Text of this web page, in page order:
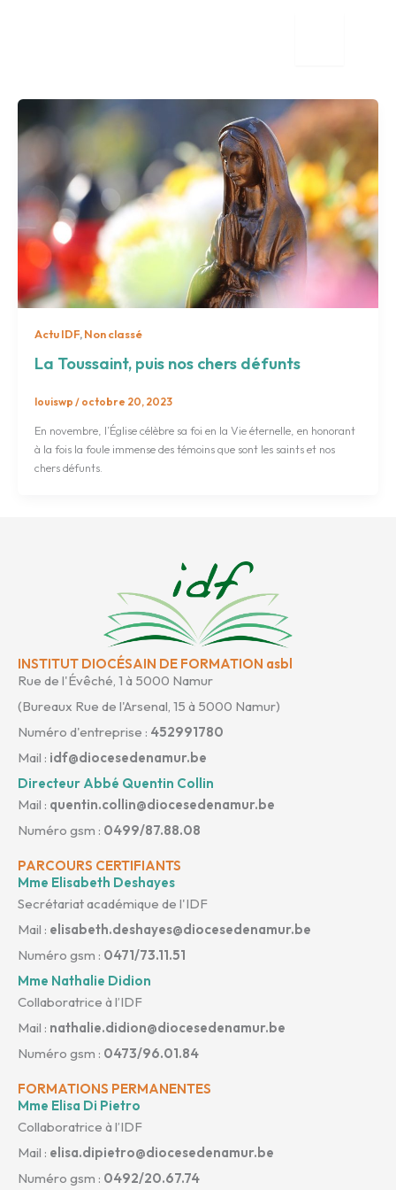
Actu IDF,Non classé
La Toussaint, puis nos chers défunts
louiswp/ octobre 20, 2023
En novembre, l’Église célèbre sa foi en la Vie éternelle, en honorant
à la fois la foule immense des témoins que sont les saints et nos
chers défunts.
INSTITUT DIOCÉSAIN DE FORMATION asbl
Rue de l'Évêché, 1 à 5000 Namur
(Bureaux Rue de l'Arsenal, 15 à 5000 Namur)
Numéro d'entreprise : 452991780
Mail : idf@diocesedenamur.be
Directeur Abbé Quentin Collin
Mail : quentin.collin@diocesedenamur.be
Numéro gsm : 0499/87.88.08
PARCOURS CERTIFIANTS
Mme Elisabeth Deshayes
Secrétariat académique de l'IDF
Mail : elisabeth.deshayes@diocesedenamur.be
Numéro gsm : 0471/73.11.51
Mme Nathalie Didion
Collaboratrice à l’IDF
Mail : nathalie.didion@diocesedenamur.be
Numéro gsm : 0473/96.01.84
FORMATIONS PERMANENTES
Mme Elisa Di Pietro
Collaboratrice à l’IDF
Mail : elisa.dipietro@diocesedenamur.be
Numéro gsm : 0492/20.67.74